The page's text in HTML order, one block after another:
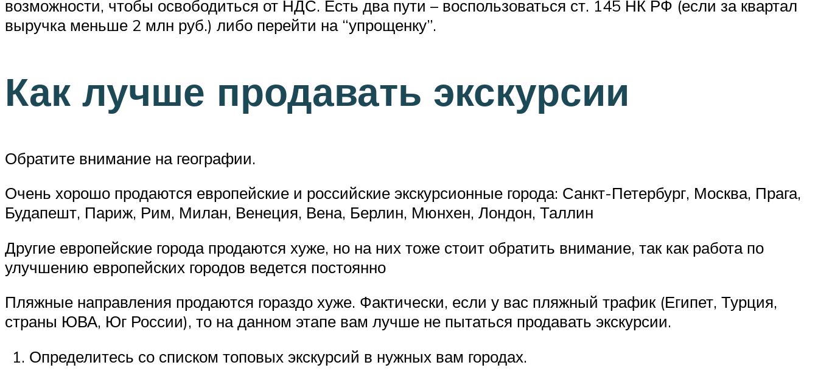
возможности, чтобы освободиться от НДС. Есть два пути – воспользоваться ст. 145 НК РФ (если за квартал
выручка меньше 2 млн руб.) либо перейти на “упрощенку”.
Как лучше продавать экскурсии
Обратите внимание на географии.
Очень хорошо продаются европейские и российские экскурсионные города: Санкт-Петербург, Москва, Прага,
Будапешт, Париж, Рим, Милан, Венеция, Вена, Берлин, Мюнхен, Лондон, Таллин
Другие европейские города продаются хуже, но на них тоже стоит обратить внимание, так как работа по
улучшению европейских городов ведется постоянно
Пляжные направления продаются гораздо хуже. Фактически, если у вас пляжный трафик (Египет, Турция,
страны ЮВА, Юг России), то на данном этапе вам лучше не пытаться продавать экскурсии.
Определитесь со списком топовых экскурсий в нужных вам городах.